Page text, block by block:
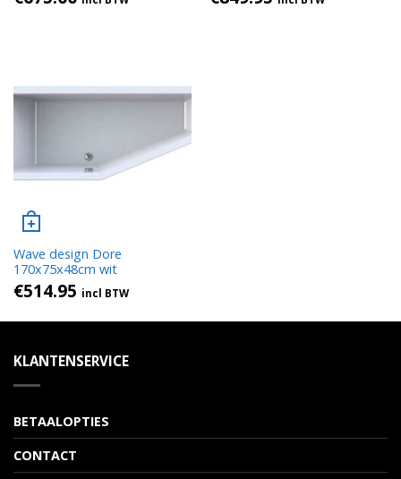
Wave design Dore
170x75x48cm wit
€514.95 incl BTW
KLANTENSERVICE
BETAALOPTIES
CONTACT